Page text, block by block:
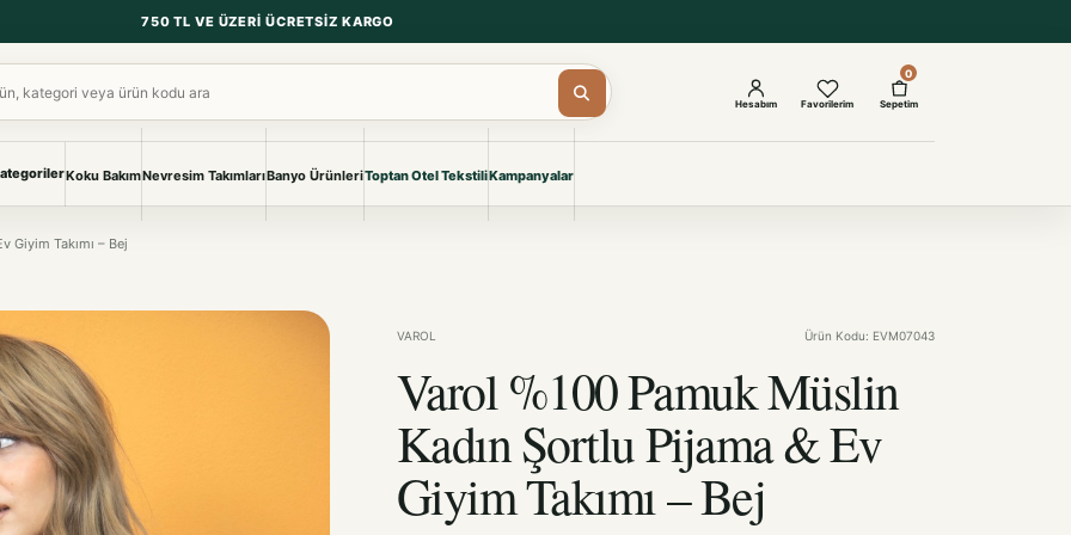
750 TL VE ÜZERI ÜCRETSIZ KARGO
KURUMSAL ÇÖZÜMLER
Projelere özel, dayanıklı tekstil
seçkileri.
Koku BakımNevresim TakımlarıBanyo ÜrünleriToptan Otel TekstiliKampanyalar
Hesabım Favorilerim
0
Sepetim
Giyim Takımı – Bej
VAROL Ürün Kodu: EVM07043
Varol %100 Pamuk Müslin
Kadın Şortlu Pijama & Ev
Giyim Takımı – Bej